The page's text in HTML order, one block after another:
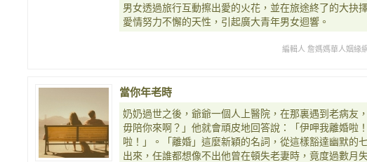
男女透過旅行互動擦出愛的火花，並在旅途終了的大抉
愛情努力不懈的天性，引起廣大青年男女迴響。
編輯人 詹媽媽華人姻緣網
當你年老時
奶奶過世之後，爺爺一個人上醫院，在那裏遇到老病友
毋陪你來啊？」他就會頑皮地回答說：「伊呷我離婚啦
啦！」。「離婚」這麼新穎的名詞，從這樣豁達幽默的
出來，任誰都想像不出他曾在頓失老妻時，竟度過數月